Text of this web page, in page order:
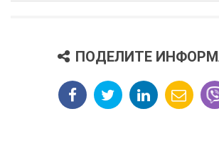
ПОДЕЛИТЕ